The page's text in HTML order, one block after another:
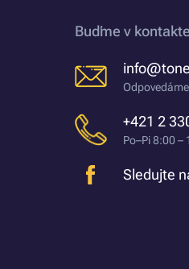
Buďme v kontakte
+421 2
Po–Pi 8:00 –
Sledujte